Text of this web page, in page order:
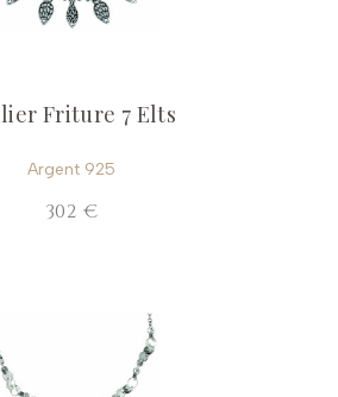
Friture 7 Elts
Argent 925
302 €